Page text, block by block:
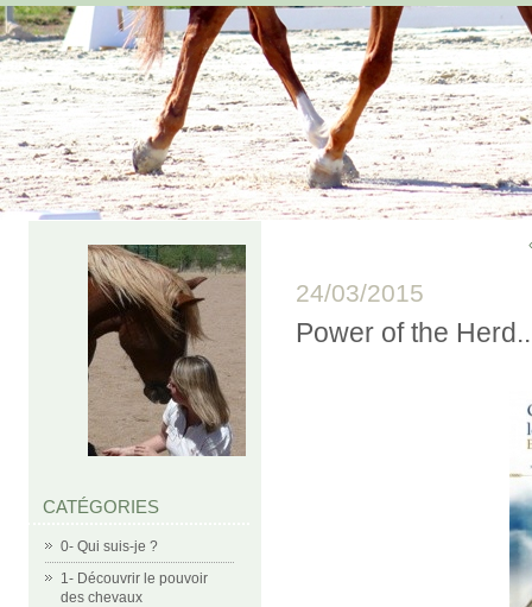
CATÉGORIES
0- Qui suis-je ?
1- Découvrir le pouvoir
des chevaux
24/03/2015
Power of the